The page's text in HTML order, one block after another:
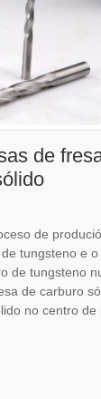
de
de
tungsteno e o
de tungsteno
de carburo
no centro de